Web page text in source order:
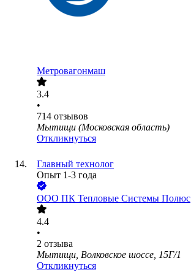
Метровагонмаш
3.4
•
714 отзывов
Мытищи (Московская область)
Откликнуться
Главный технолог
Опыт 1-3 года
ООО ПК Тепловые Системы Полюс
4.4
•
2 отзыва
Мытищи, Волковское шоссе, 15Г/1
Откликнуться